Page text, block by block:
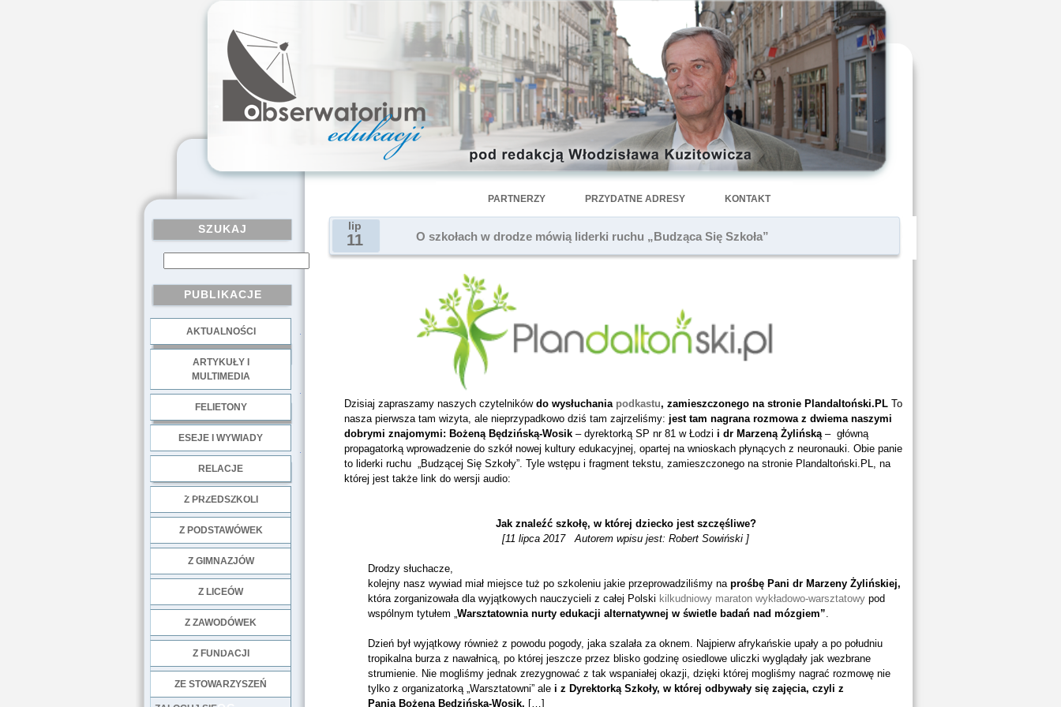
PARTNERZY PRZYDATNE ADRESY KONTAKT
SZUKAJ
PUBLIKACJE
AKTUALNOŚCI
ARTYKUŁY I
MULTIMEDIA
FELIETONY
ESEJE I WYWIADY
RELACJE
Z PRZEDSZKOLI
Z PODSTAWÓWEK
Z GIMNAZJÓW
Z LICEÓW
Z ZAWODÓWEK
Z FUNDACJI
ZE STOWARZYSZEŃ
lip
11 O szkołach w drodze mówią liderki ruchu „Budząca Się Szkoła”
Dzisiaj zapraszamy naszych czytelnikówdo wysłuchania podkastu, zamieszczonego na stronie Plandaltoński.PLTo
nasza pierwsza tam wizyta, ale nieprzypadkowo dziś tam zajrzeliśmy: jest tam nagrana rozmowa z dwiema naszymi
dobrymi znajomymi: Bożeną Będzińską-Wosik– dyrektorką SP nr 81 w Łodzi i dr Marzeną Żylińską– główną
propagatorką wprowadzenie do szkół nowej kultury edukacyjnej, opartej na wnioskach płynących z neuronauki. Obie panie
to liderki ruchu „Budzącej Się Szkoły”. Tyle wstępu i fragment tekstu, zamieszczonego na stronie Plandaltoński.PL, na
której jest także link do wersji audio:
Jak znaleźć szkołę, w której dziecko jest szczęśliwe?
[11 lipca 2017 Autorem wpisu jest: Robert Sowiński ]
Drodzy słuchacze,
kolejny nasz wywiad miał miejsce tuż po szkoleniu jakie przeprowadziliśmy na prośbę Pani dr Marzeny Żylińskiej,
która zorganizowała dla wyjątkowych nauczycieli z całej Polski kilkudniowy maraton wykładowo-warsztatowypod
wspólnym tytułem „Warsztatownia nurty edukacji alternatywnej w świetle badań nad mózgiem”.
Dzień był wyjątkowy również z powodu pogody, jaka szalała za oknem. Najpierw afrykańskie upały a po południu
tropikalna burza z nawałnicą, po której jeszcze przez blisko godzinę osiedlowe uliczki wyglądały jak wezbrane
strumienie. Nie mogliśmy jednak zrezygnować z tak wspaniałej okazji, dzięki której mogliśmy nagrać rozmowę nie
tylko z organizatorką „Warsztatowni” ale i z Dyrektorką Szkoły, w której odbywały się zajęcia, czyli z
Panią Bożeną Bedzińską-Wosik. […]